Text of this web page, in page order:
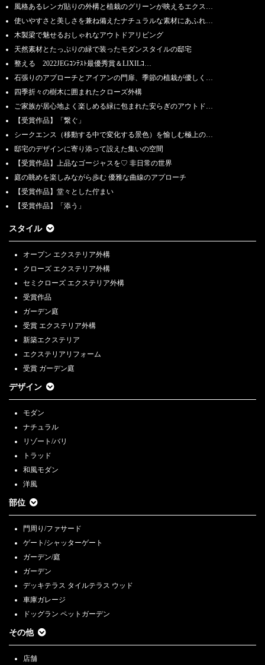
風格あるレンガ貼りの外構と植栽のグリーンが映えるエクス…
使いやすさと美しさを兼ね備えたナチュラルな素材にあふれ…
木製梁で魅せるおしゃれなアウトドアリビング
天然素材とたっぷりの緑で装ったモダンスタイルの邸宅
整える 2022JEGｺﾝﾃｽﾄ最優秀賞＆LIXILｺ…
石張りのアプローチとアイアンの門扉、季節の植栽が優しく…
四季折々の樹木に囲まれたクローズ外構
ご家族が居心地よく楽しめる緑に包まれた安らぎのアウトド…
【受賞作品】「繋ぐ」
シークエンス（移動する中で変化する景色）を愉しむ極上の…
邸宅のデザインに寄り添って設えた集いの空間
【受賞作品】上品なゴージャスを♡ 非日常の世界
庭の眺めを楽しみながら歩む 優雅な曲線のアプローチ
【受賞作品】堂々とした佇まい
【受賞作品】「添う」
スタイル
オープン エクステリア外構
クローズ エクステリア外構
セミクローズ エクステリア外構
受賞作品
ガーデン庭
受賞 エクステリア外構
新築エクステリア
エクステリアリフォーム
受賞 ガーデン庭
デザイン
モダン
ナチュラル
リゾート/バリ
トラッド
和風モダン
洋風
部位
門周り/ファサード
ゲート/シャッターゲート
ガーデン/庭
ガーデン
デッキテラス タイルテラス ウッド
車庫ガレージ
ドッグラン ペットガーデン
その他
店舗